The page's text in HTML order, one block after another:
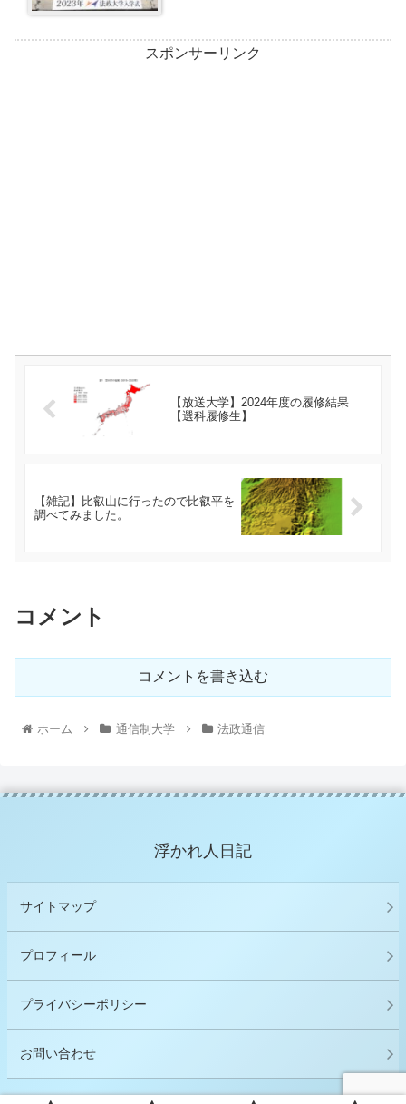
スポンサーリンク
【放送大学】2024年度の履修結果
【選科履修生】
【雑記】比叡山に行ったので比叡平を
調べてみました。
コメント
コメントを書き込む
ホーム 通信制大学 法政通信
浮かれ人日記
サイトマップ
プロフィール
プライバシーポリシー
お問い合わせ